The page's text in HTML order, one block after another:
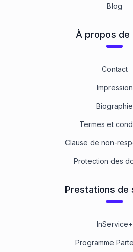
Blog
À propos de
Contact
Impression
Biographie
Termes et
Clause de non-
Protection des
Prestations de
InService+
Programme